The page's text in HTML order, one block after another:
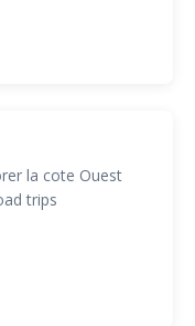
la cote Ouest
trips